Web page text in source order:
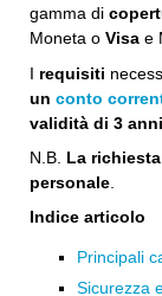
gamma di
Moneta o Visa e
I requisiti
un conto
validità di 3 anni
N.B. La
personale
Indice articolo
Principali
Sicurezza